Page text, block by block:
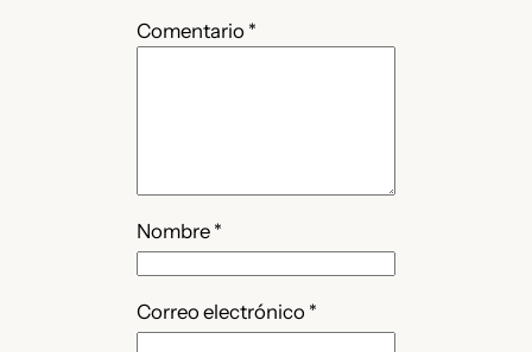
Comentario *
Nombre *
Correo electrónico *